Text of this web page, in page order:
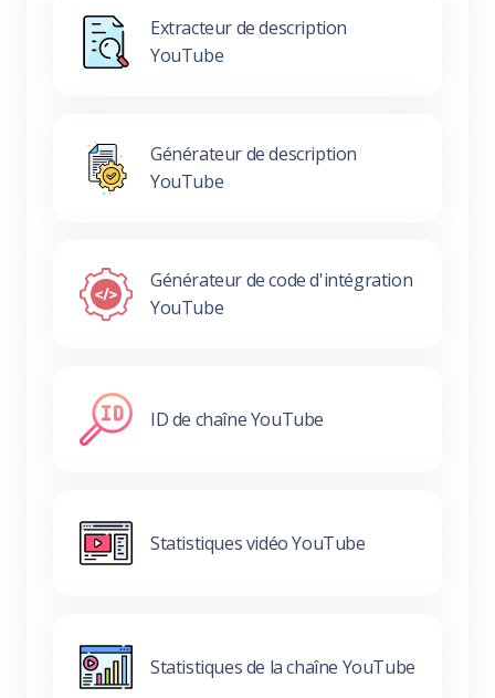
Extracteur de description
YouTube
Générateur de description
YouTube
Générateur de code d'intégration
YouTube
ID de chaîne YouTube
Statistiques vidéo YouTube
Statistiques de la chaîne YouTube